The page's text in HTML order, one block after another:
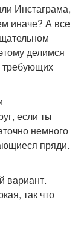
Инстаграма,
иначе? А все
делимся
требующих
если ты
немного
пряди.
вариант.
так что